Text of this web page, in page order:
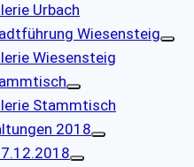
Urbach
Wiesensteig
Wiesensteig
Stammtisch
2018